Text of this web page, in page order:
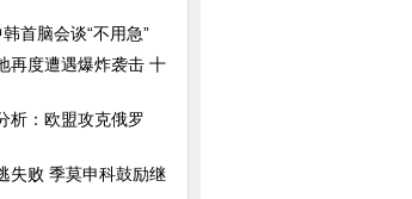
首脑会谈“不用急”
再度遭遇爆炸袭击 十
析：欧盟攻克俄罗
失败 季莫申科鼓励继